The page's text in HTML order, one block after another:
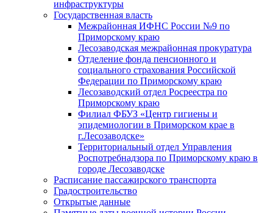
инфраструктуры
Государственная власть
Межрайонная ИФНС России №9 по
Приморскому краю
Лесозаводская межрайонная прокуратура
Отделение фонда пенсионного и
социального страхования Российской
Федерации по Приморскому краю
Лесозаводский отдел Росреестра по
Приморскому краю
Филиал ФБУЗ «Центр гигиены и
эпидемиологии в Приморском крае в
г.Лесозаводске»
Территориальный отдел Управления
Роспотребнадзора по Приморскому краю в
городе Лесозаводске
Расписание пассажирского транспорта
Градостроительство
Открытые данные